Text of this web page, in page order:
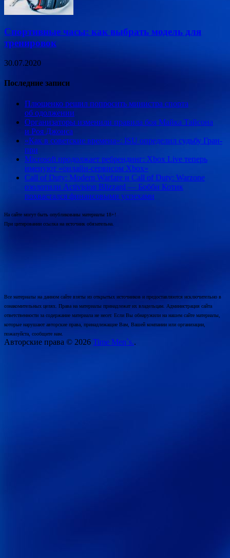
Спортивные часы: как выбрать модель для
тренировок
30.07.2020
Последние записи
Плющенко решил попросить министра спорта
об одолжении
Организаторы изменили правила боя Майка Тайсона
и Роя Джонса
«Как в советские времена»: ISU определил судьбу Гран-
при
Microsoft продолжает ребрендинг: Xbox Live теперь
именуют «онлайн-сервисом Xbox»
Call of Duty: Modern Warfare и Call of Duty: Warzone
озолотили Activision Blizzard — Бобби Котик
похвастался финансовыми успехами
На сайте могут быть опубликованы материалы 18+!
При цитировании ссылка на источник обязательна.
Все материалы на данном сайте взяты из открытых источников и предоставляются исключительно в
ознакомительных целях. Права на материалы принадлежат их владельцам. Администрация сайта
ответственности за содержание материала не несет. Если Вы обнаружили на нашем сайте материалы,
которые нарушают авторские права, принадлежащие Вам, Вашей компании или организации,
пожалуйста, сообщите нам.
Авторские права © 2026 Time Men`s..